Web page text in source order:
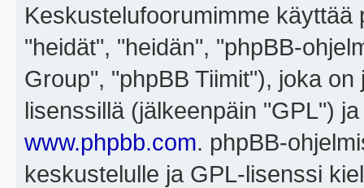
Keskustelufoorumimme
"heidät", "heidän", "phpBB-
Group", "phpBB Tiimit"), joka on
lisenssillä (jälkeenpäin "GPL")
www.phpbb.com. phpBB-
keskustelulle ja GPL-lisenssi